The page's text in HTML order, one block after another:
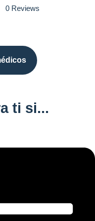
0 Reviews
ti si...